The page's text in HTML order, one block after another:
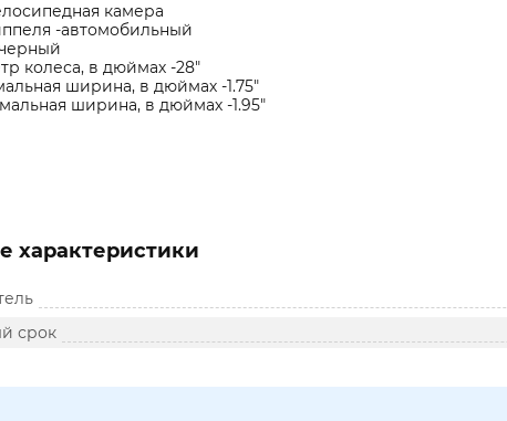
камера
-автомобильный
колеса, в дюймах -28"
ширина, в дюймах -1.75"
ширина, в дюймах -1.95"
характеристики
срок